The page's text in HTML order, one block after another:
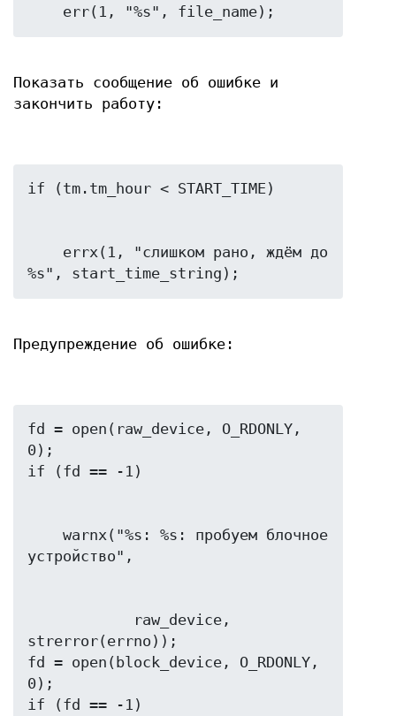
Показать сообщение об ошибке и
закончить работу:
Предупреждение об ошибке:
fd = open(raw_device, O_RDONLY,
0);
strerror(errno));
fd = open(block_device, O_RDONLY,
0);